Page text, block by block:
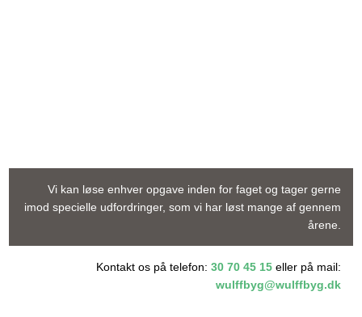
Vi kan løse enhver opgave inden for faget og tager gerne
imod specielle udfordringer, som vi har løst mange af gennem
årene.
​Kontakt os på telefon:30 70 45 15 eller på mail:
wulffbyg@wulffbyg.dk